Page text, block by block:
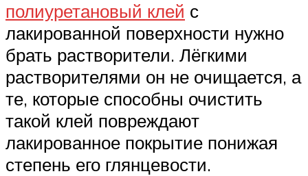
полиуретановый клей с
лакированной поверхности нужно
брать растворители. Лёгкими
растворителями он не очищается, а
те, которые способны очистить
такой клей повреждают
лакированное покрытие понижая
степень его глянцевости.